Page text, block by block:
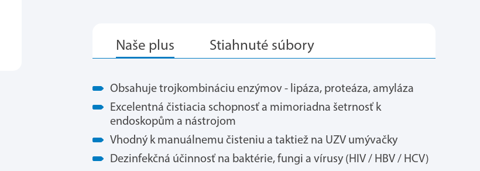
Obsahuje trojkombináciu enzýmov - lipáza, proteáza, amyláza
Excelentná čistiacia schopnosť a mimoriadna šetrnosť k
endoskopům a nástrojom
Vhodný k manuálnemu čisteniu a taktiež na UZV umývačky
Dezinfekčná účinnosť na baktérie, fungi a vírusy (HIV / HBV / HCV)